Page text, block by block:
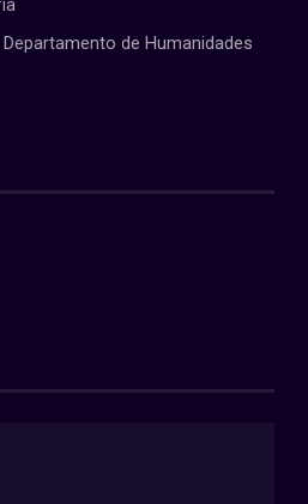
de Humanidades